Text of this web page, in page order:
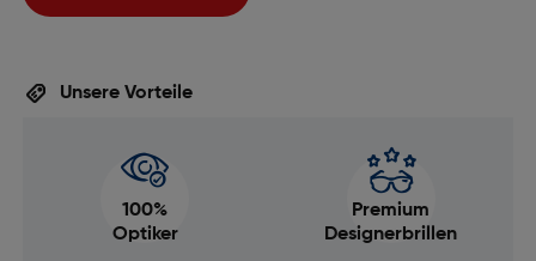
Unsere Vorteile
100%
Optiker
Premium
Designerbrillen